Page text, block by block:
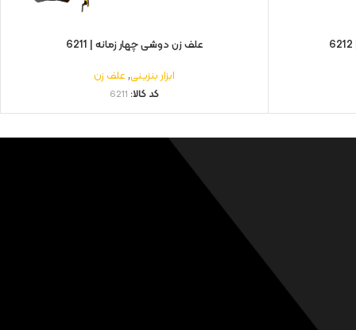
علف زن دوشی چهار زمانه | 6211
ابزار بنزینی,علف زن
کد کالا: 6211